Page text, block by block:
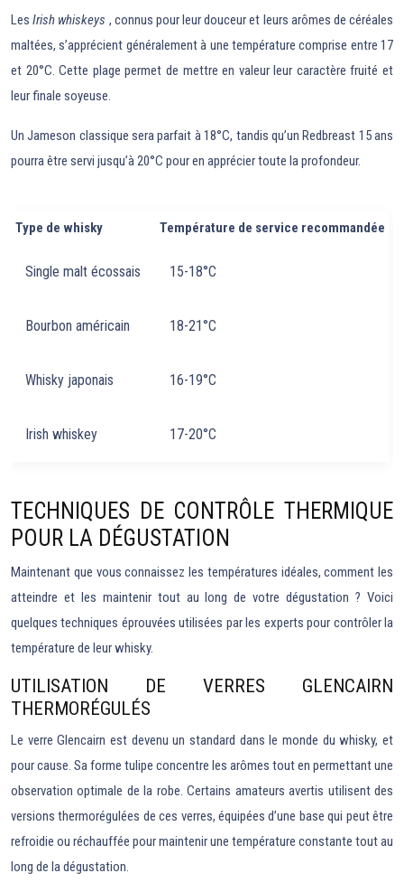
LesIrish whiskeys , connus pour leur douceur et leurs arômes de céréales
maltées, s’apprécient généralement à une température comprise entre 17
et 20°C. Cette plage permet de mettre en valeur leur caractère fruité et
leur finale soyeuse.
Un Jameson classique sera parfait à 18°C, tandis qu’un Redbreast 15 ans
pourra être servi jusqu’à 20°C pour en apprécier toute la profondeur.
Type de whisky Température de service recommandée
Single malt écossais 15-18°C
Bourbon américain 18-21°C
Whisky japonais 16-19°C
Irish whiskey 17-20°C
TECHNIQUES DE CONTRÔLE THERMIQUE
POUR LA DÉGUSTATION
Maintenant que vous connaissez les températures idéales, comment les
atteindre et les maintenir tout au long de votre dégustation ? Voici
quelques techniques éprouvées utilisées par les experts pour contrôler la
température de leur whisky.
UTILISATION DE VERRES GLENCAIRN
THERMORÉGULÉS
Le verre Glencairn est devenu un standard dans le monde du whisky, et
pour cause. Sa forme tulipe concentre les arômes tout en permettant une
observation optimale de la robe. Certains amateurs avertis utilisent des
versions thermorégulées de ces verres, équipées d’une base qui peut être
refroidie ou réchauffée pour maintenir une température constante tout au
long de la dégustation.